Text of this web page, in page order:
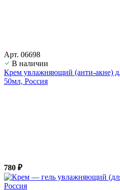
Арт. 06698
В наличии
Крем увлажняющий (анти-акне)
50мл, Россия
780 ₽